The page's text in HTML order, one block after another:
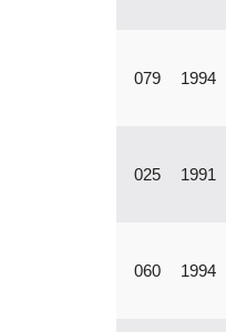
079 1994
025 1991
060 1994